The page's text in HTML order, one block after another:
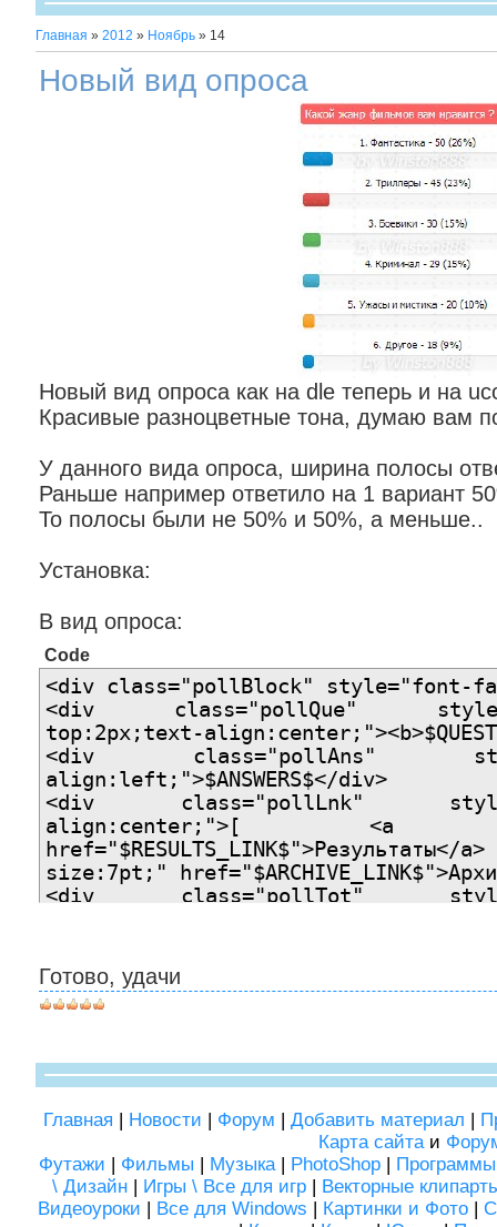
Главная » 2012 » Ноябрь » 14
Новый вид опроса
Новый вид опроса как на dle теперь и на
Красивые разноцветные тона, думаю вам
У данного вида опроса, ширина полосы
Раньше например ответило на 1 вариант
То полосы были не 50% и 50%, а меньше..
Установка:
В вид опроса:
Code
<div class="pollBlock" style="font-
<div class="pollQue"
top:2px;text-
<div class="pollAns"
align:left;">$ANSWERS$</div>
<div class="pollLnk"
align:center;">[ <a
size:7pt;"
<div class="pollTot"
type="text/javascript"></script></
</div>
src="http://bambun.ru/css_js/
<link type="text/css"
Готово, удачи
Главная | Новости | Форум | Добавить материал |
Карта сайтаи
Футажи | Фильмы | Музыка| PhotoShop | Программы
\ Дизайн | Игры \ Все для игр | Векторные
Видеоуроки | Все для Windows | Картинки и Фото|